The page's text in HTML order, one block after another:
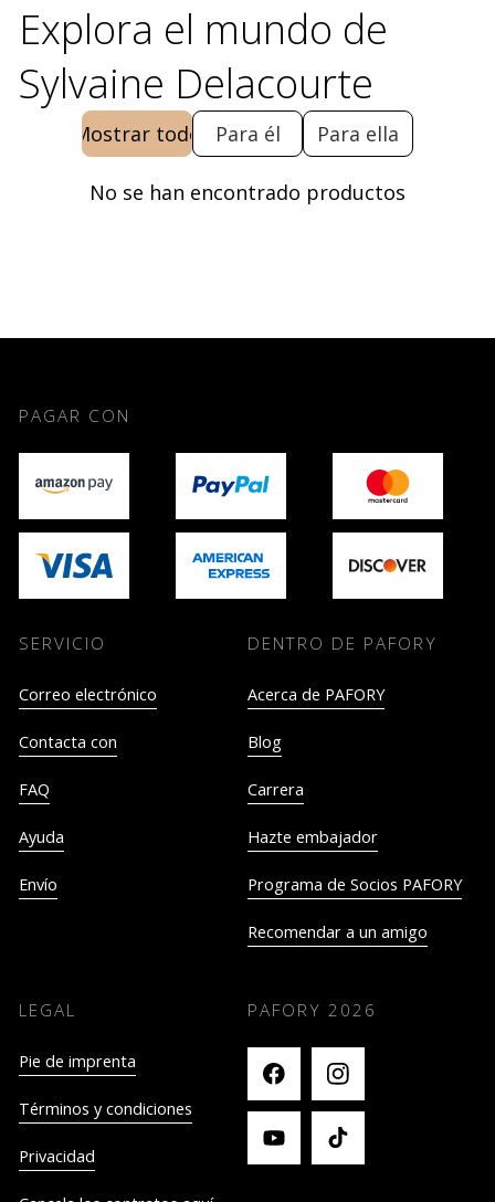
Explora el mundo de
Sylvaine Delacourte
Mostrar todo Para él Para ella
No se han encontrado productos
PAGAR CON
SERVICIO
Correo electrónico
Contacta con
FAQ
Ayuda
Envío
DENTRO DE PAFORY
Acerca de PAFORY
Blog
Carrera
Hazte embajador
Programa de Socios PAFORY
Recomendar a un amigo
LEGAL
Pie de imprenta
Términos y condiciones
Privacidad
PAFORY 2026